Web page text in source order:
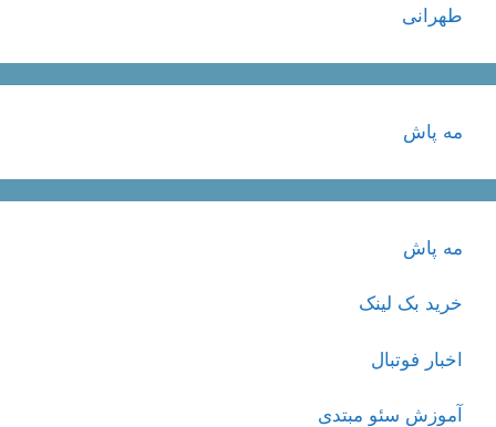
طهرانی
مه پاش
مه پاش
خرید بک لینک
اخبار فوتبال
آموزش سئو مبتدی